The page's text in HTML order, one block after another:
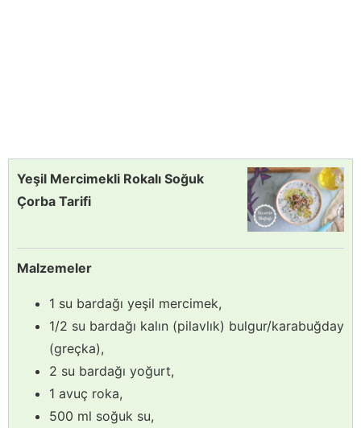
Yeşil Mercimekli Rokalı Soğuk
Çorba Tarifi
Malzemeler
1 su bardağı yeşil mercimek,
1/2 su bardağı kalın (pilavlık) bulgur/karabuğday
(greçka),
2 su bardağı yoğurt,
1 avuç roka,
500 ml soğuk su,